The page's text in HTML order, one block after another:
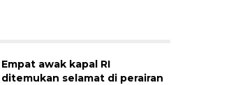
Empat awak kapal RI
ditemukan selamat di perairan